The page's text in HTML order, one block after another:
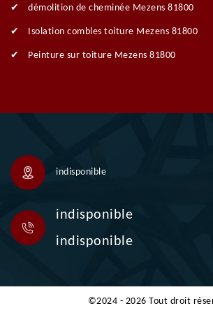
démolition de cheminée Mezens 81800
Isolation combles toiture Mezens 81800
Peinture sur toiture Mezens 81800
indisponible
indisponible
indisponible
©2024 - 2026 Tout droit